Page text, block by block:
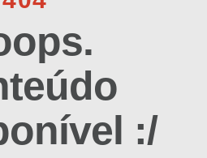
:/